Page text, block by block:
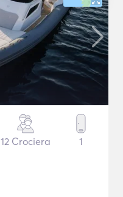
12 Crociera 1